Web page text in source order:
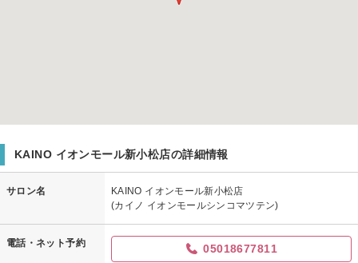
KAINO イオンモール新小松店の詳細情報
サロン名
KAINO イオンモール新小松店
(カイノ イオンモールシンコマツテン)
電話・ネット予約 05018677811